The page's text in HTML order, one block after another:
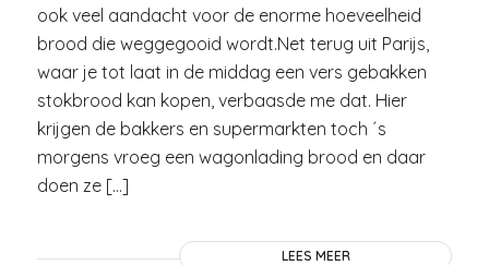
ook veel aandacht voor de enorme hoeveelheid
brood die weggegooid wordt.Net terug uit Parijs,
waar je tot laat in de middag een vers gebakken
stokbrood kan kopen, verbaasde me dat. Hier
krijgen de bakkers en supermarkten toch ´s
morgens vroeg een wagonlading brood en daar
doen ze […]
LEES MEER